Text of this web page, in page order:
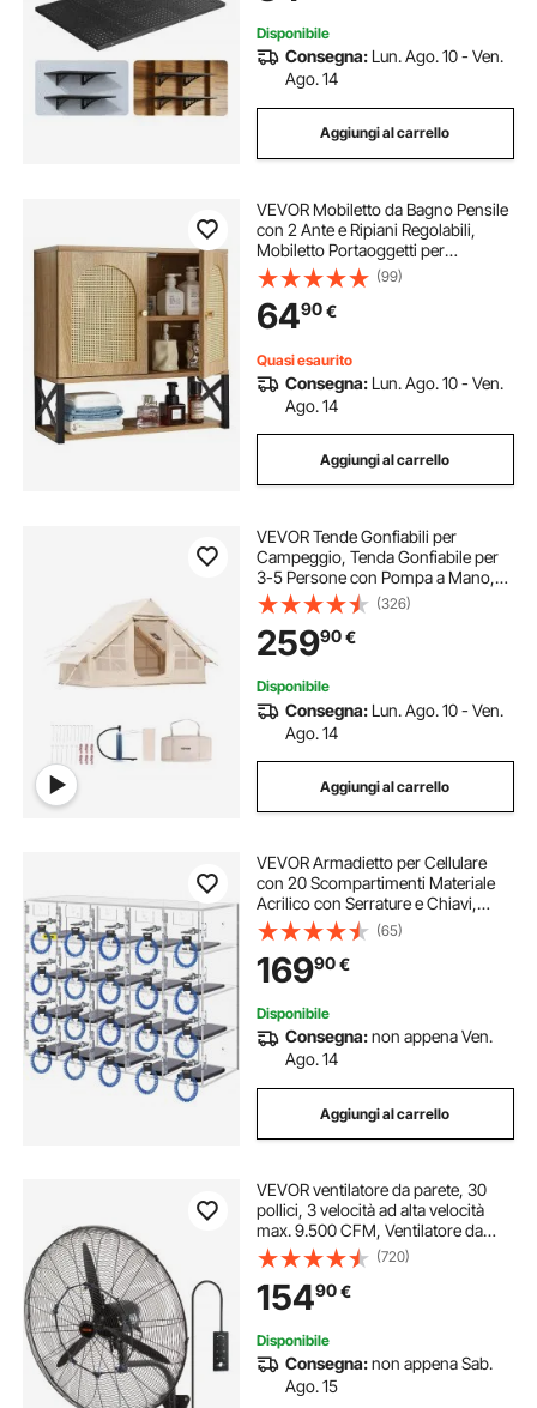
Nero
Disponibile
Consegna: Lun. Ago. 10 - Ven.
Ago. 14
Aggiungi al carrello
VEVOR Mobiletto da Bagno Pensile
con 2 Ante e Ripiani Regolabili,
Mobiletto Portaoggetti per
Montaggio a Parete, Armadietto da
Bagno da Parete Sospeso con 3
Scomparti Aperti per Cucina e WC
(99)
6490€
Quasi esaurito
Consegna: Lun. Ago. 10 - Ven.
Ago. 14
Aggiungi al carrello
VEVOR Tende Gonfiabili per
Campeggio, Tenda Gonfiabile per
3-5 Persone con Pompa a Mano,
Tenda da Glamping 300D Oxford 4
Stagioni con Jack per Stufa, 2 Porte
e 2 Finestre a Rete, Borsa
Portaoggetti
(326)
25990€
Disponibile
Consegna: Lun. Ago. 10 - Ven.
Ago. 14
Aggiungi al carrello
VEVOR Armadietto per Cellulare
con 20 Scompartimenti Materiale
Acrilico con Serrature e Chiavi,
Armadietto da Parete per Ufficio
Aula Palestra, Cassetta Deposito
Oggetti da Parete Acrilico
Trasparente
(65)
16990€
Disponibile
Consegna:non appena Ven.
Ago. 14
Aggiungi al carrello
VEVOR ventilatore da parete, 30
pollici, 3 velocità ad alta velocità
max. 9.500 CFM, Ventilatore da
parete industriale oscillante
impermeabile, commerciale o
residenziale per magazzino, serra,
officina, Nero, ETL elencato
(720)
15490€
Disponibile
Consegna:non appena Sab.
Ago. 15